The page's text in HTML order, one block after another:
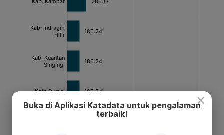
×
Buka di Aplikasi Katadata untuk pengalaman
terbaik!